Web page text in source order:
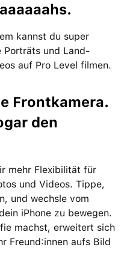
kannst du super
Porträts und Land­
auf Pro Level filmen.
Frontkamera.
den
mehr Flexibilität für
und Videos. Tippe,
und wechsle vom
iPhone zu bewegen.
machst, erweitert sich
Freund:innen aufs Bild